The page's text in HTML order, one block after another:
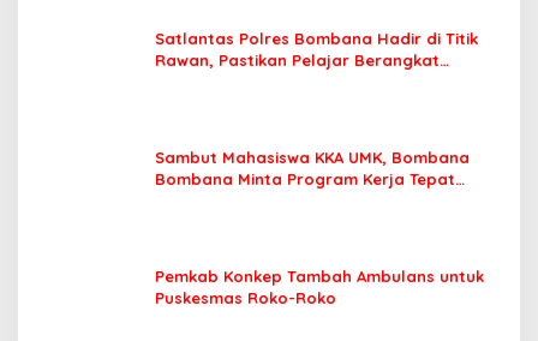
Satlantas Polres Bombana Hadir di Titik
Rawan, Pastikan Pelajar Berangkat
Sambut Mahasiswa KKA UMK, Bombana
Bombana Minta Program Kerja Tepat
Pemkab Konkep Tambah Ambulans untuk
Puskesmas Roko-Roko